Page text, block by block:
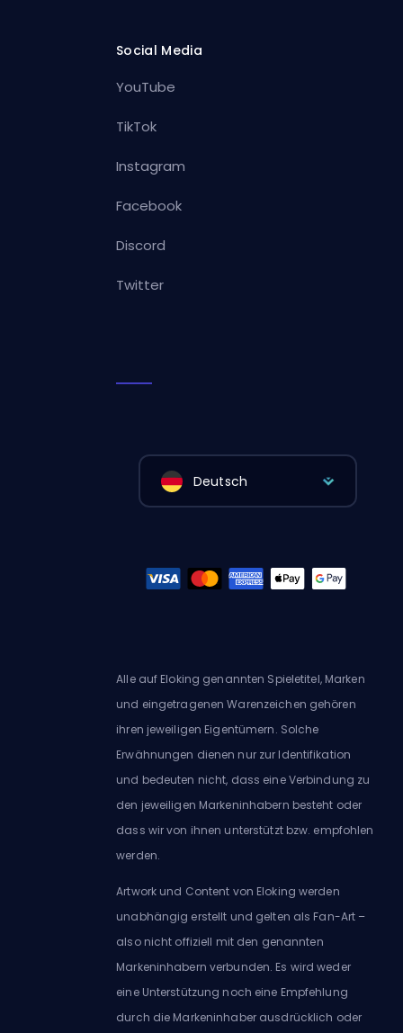
Social Media
YouTube
TikTok
Instagram
Facebook
Discord
Twitter
Deutsch
Alle auf Eloking genannten Spieletitel, Marken
und eingetragenen Warenzeichen gehören
ihren jeweiligen Eigentümern. Solche
Erwähnungen dienen nur zur Identifikation
und bedeuten nicht, dass eine Verbindung zu
den jeweiligen Markeninhabern besteht oder
dass wir von ihnen unterstützt bzw. empfohlen
werden.
Artwork und Content von Eloking werden
unabhängig erstellt und gelten als Fan-Art –
also nicht offiziell mit den genannten
Markeninhabern verbunden. Es wird weder
eine Unterstützung noch eine Empfehlung
durch die Markeninhaber ausdrücklich oder